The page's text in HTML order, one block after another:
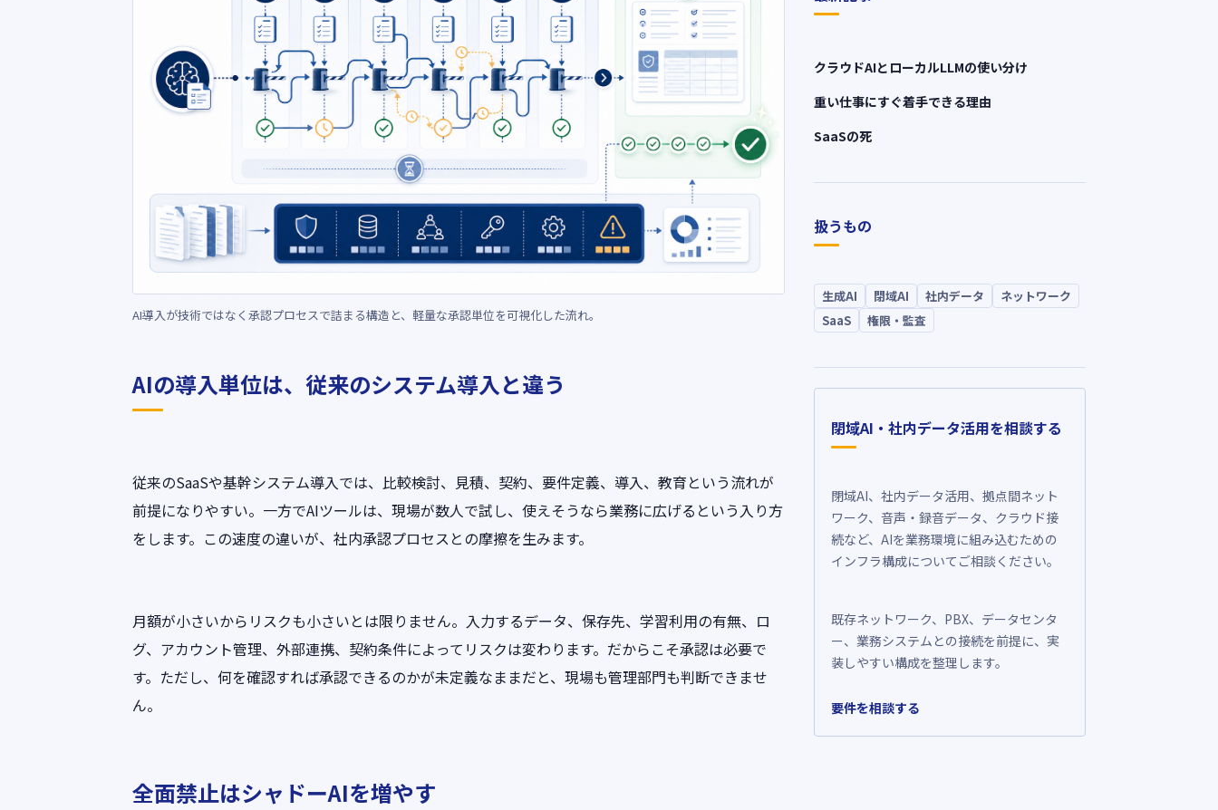
AI導入が技術ではなく承認プロセスで詰まる構造と、軽量な承認単位を可視化した流れ。
AIの導入単位は、従来のシステム導入と違う
従来のSaaSや基幹システム導入では、比較検討、見積、契約、要件定義、導入、教育という流れが
前提になりやすい。一方でAIツールは、現場が数人で試し、使えそうなら業務に広げるという入り方
をします。この速度の違いが、社内承認プロセスとの摩擦を生みます。
月額が小さいからリスクも小さいとは限りません。入力するデータ、保存先、学習利用の有無、ロ
グ、アカウント管理、外部連携、契約条件によってリスクは変わります。だからこそ承認は必要で
す。ただし、何を確認すれば承認できるのかが未定義なままだと、現場も管理部門も判断できませ
ん。
全面禁止はシャドーAIを増やす
クラウドAIとローカルLLMの使い分け
重い仕事にすぐ着手できる理由
SaaSの死
扱うもの
生成AI 閉域AI 社内データ
ネットワーク
SaaS
権限・監査
閉域AI・社内データ活用を相談する
閉域AI、社内データ活用、拠点間ネット
ワーク、音声・録音データ、クラウド接
続など、AIを業務環境に組み込むための
インフラ構成についてご相談ください。
既存ネットワーク、PBX、データセンタ
ー、業務システムとの接続を前提に、実
装しやすい構成を整理します。
要件を相談する